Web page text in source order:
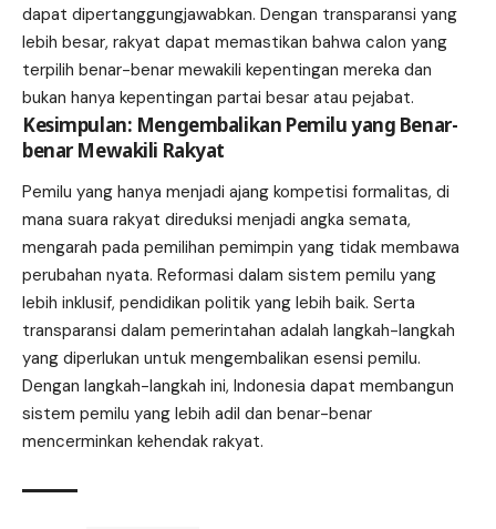
dapat dipertanggungjawabkan. Dengan transparansi yang
lebih besar, rakyat dapat memastikan bahwa calon yang
terpilih benar-benar mewakili kepentingan mereka dan
bukan hanya kepentingan partai besar atau pejabat.
Kesimpulan: Mengembalikan Pemilu yang Benar-
benar Mewakili Rakyat
Pemilu yang hanya menjadi ajang kompetisi formalitas, di
mana suara rakyat direduksi menjadi angka semata,
mengarah pada pemilihan pemimpin yang tidak membawa
perubahan nyata. Reformasi dalam sistem pemilu yang
lebih inklusif, pendidikan politik yang lebih baik. Serta
transparansi dalam pemerintahan adalah langkah-langkah
yang diperlukan untuk mengembalikan esensi pemilu.
Dengan langkah-langkah ini, Indonesia dapat membangun
sistem pemilu yang lebih adil dan benar-benar
mencerminkan kehendak rakyat.